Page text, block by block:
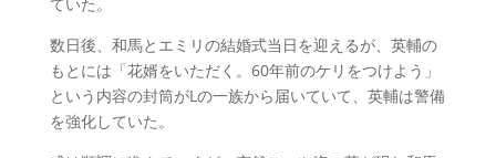
数日後、和馬とエミリの結婚式当日を迎えるが、英輔の
もとには「花婿をいただく。60年前のケリをつけよう」
という内容の封筒がLの一族から届いていて、英輔は警備
を強化していた。